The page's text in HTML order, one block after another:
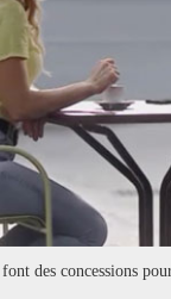
des concessions